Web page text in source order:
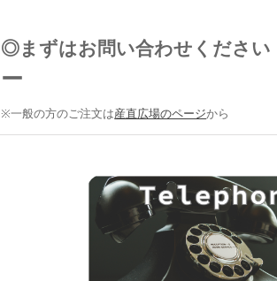
◎まずはお問い合わせくださ
ー
※一般の方のご注文は産直広場のページから